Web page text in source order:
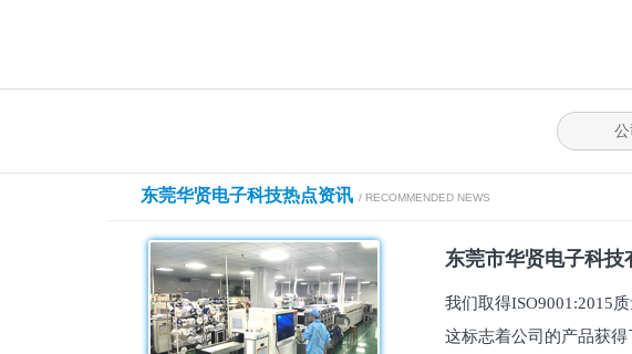
东莞华贤电子科技热点资讯 / RECOMMENDED NEWS
东莞市华贤电子科技
我们取得ISO9001:2015
这标志着公司的产品获